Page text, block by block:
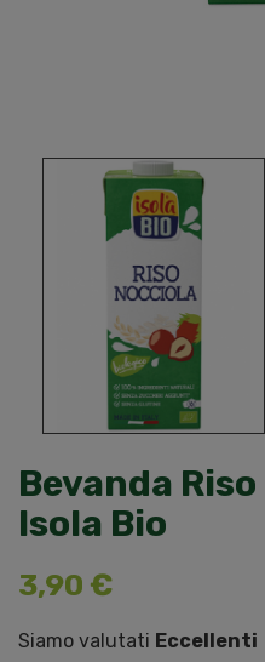
Bevanda
Isola Bio
3,90 €
Siamo valutati Eccellenti